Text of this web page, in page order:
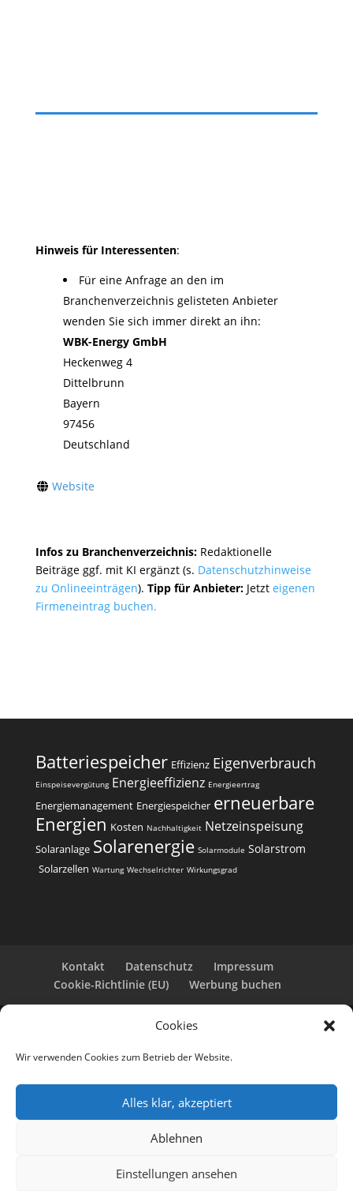
Cookies
Wir verwenden Cookies zum Betrieb der Website.
Alles klar, akzeptiert
Ablehnen
Einstellungen ansehen
Hinweis für Interessenten:
Für eine Anfrage an den im
Branchenverzeichnis gelisteten Anbieter
wenden Sie sich immer direkt an ihn:
WBK-Energy GmbH
Heckenweg 4
Dittelbrunn
Bayern
97456
Deutschland
Website
Infos zu Branchenverzeichnis: Redaktionelle
Beiträge ggf. mit KI ergänzt (s. Datenschutzhinweise
zu Onlineeinträgen). Tipp für Anbieter:Jetzt eigenen
Firmeneintrag buchen.
Batteriespeicher Effizienz Eigenverbrauch
Einspeisevergütung Energieeffizienz Energieertrag
Energiemanagement Energiespeicher erneuerbare
Energien Kosten Nachhaltigkeit Netzeinspeisung
Solaranlage Solarenergie Solarmodule Solarstrom
Solarzellen Wartung Wechselrichter Wirkungsgrad
Kontakt Datenschutz
Impressum
Cookie-Richtlinie (EU)
Werbung buchen
Copyright 2025-2026 | Web24 Consulting AVO UG |
Webseite mit Infos rund um PV-Anlagen und einem
Anbieterverzeichnis. Wir selbst sind kein Solarteur.
Wenn Sie bei den Werbepartnern ein Angebot
anfordern oder eine PV-Anlage bestellen, erhalten
wir ggf. eine Werbevergütung vom jeweiligen
KI-Hinweis: Einträge wurden redaktionell und/oder